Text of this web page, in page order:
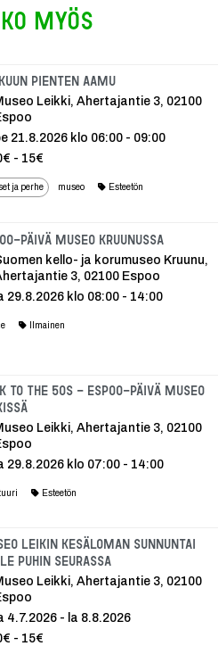
myös
Pienten aamuTapahtuma
Leikki, Ahertajantie 3, 02100
21.8.2026 klo 06:00 - 09:00
- 15€
ja perhe museo Esteetön
päivä Museo Kruunussa
kello- ja korumuseo Kruunu,
3, 02100 Espoo
29.8.2026 klo 08:00 - 14:00
Ilmainen
to the 50s - Espoo-päivä Museo
Leikki, Ahertajantie 3, 02100
29.8.2026 klo 07:00 - 14:00
Esteetön
Leikin kesäloman Sunnuntai
Puhin seurassa
Leikki, Ahertajantie 3, 02100
4.7.2026 - la 8.8.2026
- 15€